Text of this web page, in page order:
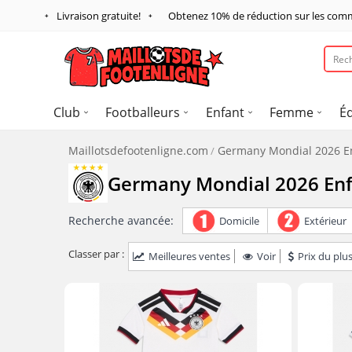
Livraison gratuite! Obtenez 10% de réduction sur les
Club Footballeurs Enfant Femme
Maillotsdefootenligne.com Germany Mondial 2026
Germany Mondial 2026
Recherche avancée: Domicile Extérieur
Classer par : Meilleures ventes Voir Prix du